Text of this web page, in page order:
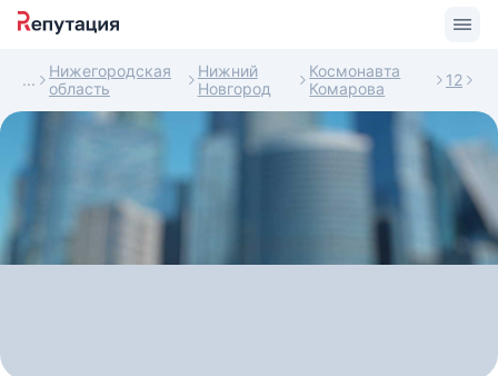
Нижегородская
область
Нижний
Новгород
Космонавта
Комарова
12